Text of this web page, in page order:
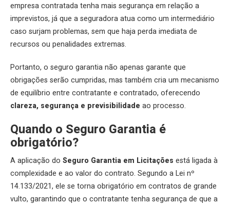
empresa contratada tenha mais segurança em relação a
imprevistos, já que a seguradora atua como um intermediário
caso surjam problemas, sem que haja perda imediata de
recursos ou penalidades extremas.
Portanto, o seguro garantia não apenas garante que
obrigações serão cumpridas, mas também cria um mecanismo
de equilíbrio entre contratante e contratado, oferecendo
clareza, segurança e previsibilidade ao processo.
Quando o Seguro Garantia é
obrigatório?
A aplicação do Seguro Garantia em Licitações está ligada à
complexidade e ao valor do contrato. Segundo a Lei nº
14.133/2021, ele se torna obrigatório em contratos de grande
vulto, garantindo que o contratante tenha segurança de que a